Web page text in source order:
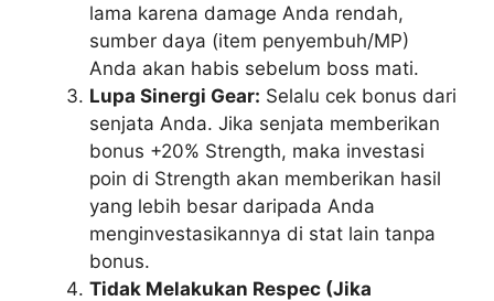
lama karena damage Anda rendah,
sumber daya (item penyembuh/MP)
Anda akan habis sebelum boss mati.
Lupa Sinergi Gear: Selalu cek bonus dari
senjata Anda. Jika senjata memberikan
bonus +20% Strength, maka investasi
poin di Strength akan memberikan hasil
yang lebih besar daripada Anda
menginvestasikannya di stat lain tanpa
bonus.
Tidak Melakukan Respec (Jika